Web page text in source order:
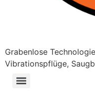
Grabenlose
Vibrationspflüge,